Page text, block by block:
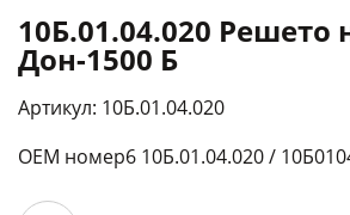
10Б.01.04.020 Решето
Дон-1500 Б
Артикул: 10Б.01.04.020
ОЕМ номер6 10Б.01.04.020 /